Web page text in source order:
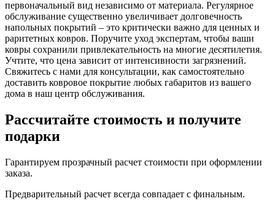
первоначальный вид независимо от материала. Регулярное
обслуживание существенно увеличивает долговечность
напольных покрытий – это критически важно для ценных и
раритетных ковров. Поручите уход экспертам, чтобы ваши
ковры сохранили привлекательность на многие десятилетия.
Учтите, что цена зависит от интенсивности загрязнений.
Свяжитесь с нами для консультации, как самостоятельно
доставить ковровое покрытие любых габаритов из вашего
дома в наш центр обслуживания.
Рассчитайте стоимость и получите
подарки
Гарантируем прозрачный расчет стоимости при оформлении
заказа.
Предварительный расчет всегда совпадает с финальным.